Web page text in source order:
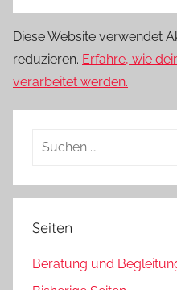
Diese Website verwendet
reduzieren. Erfahre, wie
verarbeitet werden.
Suchen
Seiten
Beratung und